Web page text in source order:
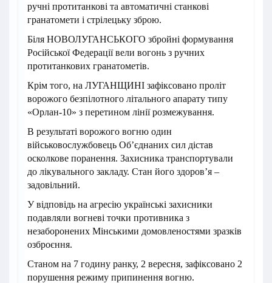
ручні протитанкові та автоматичні станкові
гранатомети і стрілецьку зброю.
Біля НОВОЛУГАНСЬКОГО збройні формування
Російської Федерації вели вогонь з ручних
протитанкових гранатометів.
Крім того, на ЛУГАНЩИНІ зафіксовано проліт
ворожого безпілотного літального апарату типу
«Орлан-10» з перетином лінії розмежування.
В результаті ворожого вогню один
військовослужбовець Об’єднаних сил дістав
осколкове поранення. Захисника транспортували
до лікувального закладу. Стан його здоров’я –
задовільний.
У відповідь на агресію українські захисники
подавляли вогневі точки противника з
незаборонених Мінськими домовленостями зразків
озброєння.
Станом на 7 годину ранку, 2 вересня, зафіксовано 2
порушення режиму припинення вогню.